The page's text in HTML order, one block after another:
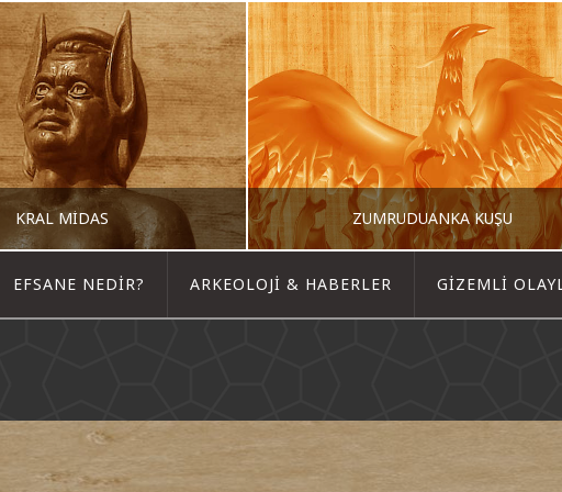
KRAL MIDAS
MAYIS 14, 2015
ZÜMRÜDÜANKA KUŞU
MAYIS 15, 2015
EFSANE NEDIR? ARKEOLOJI & HABERLER GIZEMLI